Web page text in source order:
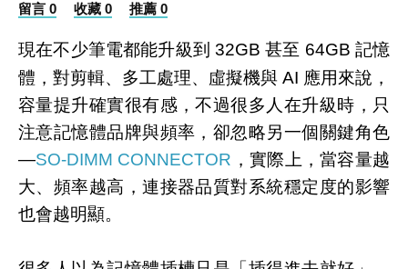
留言 0 收藏 0 推薦 0
現在不少筆電都能升級到 32GB 甚至 64GB 記憶
體，對剪輯、多工處理、虛擬機與 AI 應用來說，
容量提升確實很有感，不過很多人在升級時，只
注意記憶體品牌與頻率，卻忽略另一個關鍵角色
—SO-DIMM CONNECTOR ，實際上，當容量越
大、頻率越高，連接器品質對系統穩定度的影響
也會越明顯。